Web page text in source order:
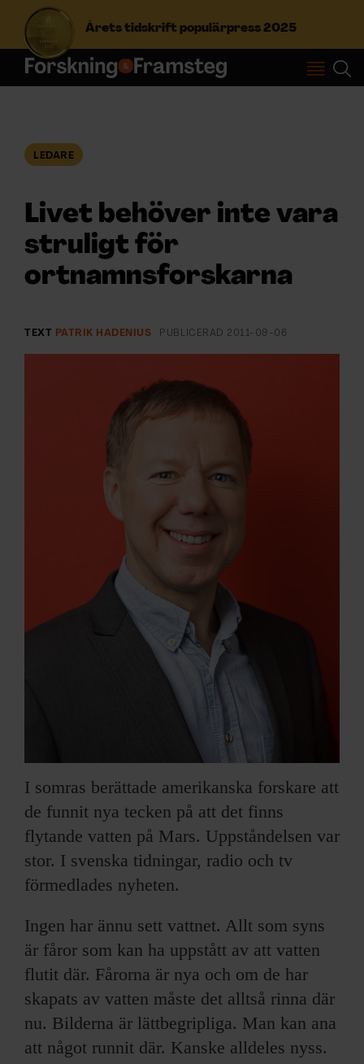
Årets tidskrift populärpress 2025
S
f
r
:
Logga in
NYHETSBREV
ÄMNEN
LYSSNA/PODD
SKRIV I F&F
PRENUMERERA PÅ F&F
ANNONSERA I F&F
LEDARE
Livet behöver inte vara
struligt för
ortnamnsforskarna
TEXT PATRIK HADENIUS PUBLICERAD 2011-09-06
I somras berättade amerikanska forskare att
de funnit nya tecken på att det finns
flytande vatten på Mars. Uppståndelsen var
stor. I svenska tidningar, radio och tv
förmedlades nyheten.
Ingen har ännu sett vattnet. Allt som syns
är fåror som kan ha uppstått av att vatten
flutit där. Fårorna är nya och om de har
skapats av vatten måste det alltså rinna där
nu. Bilderna är lättbegripliga. Man kan ana
att något runnit där. Kanske alldeles nyss.